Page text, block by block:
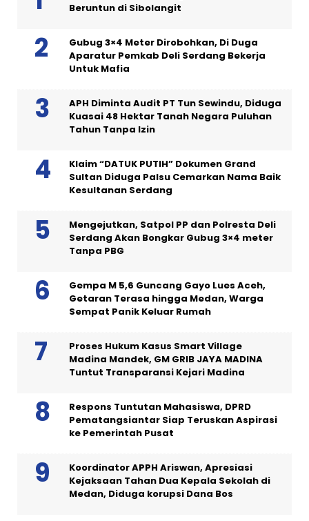
Beruntun di Sibolangit
Gubug 3×4 Meter Dirobohkan, Di Duga
Aparatur Pemkab Deli Serdang Bekerja
Untuk Mafia
APH Diminta Audit PT Tun Sewindu, Diduga
Kuasai 48 Hektar Tanah Negara Puluhan
Tahun Tanpa Izin
Klaim “DATUK PUTIH” Dokumen Grand
Sultan Diduga Palsu Cemarkan Nama Baik
Kesultanan Serdang
Mengejutkan, Satpol PP dan Polresta Deli
Serdang Akan Bongkar Gubug 3×4 meter
Tanpa PBG
Gempa M 5,6 Guncang Gayo Lues Aceh,
Getaran Terasa hingga Medan, Warga
Sempat Panik Keluar Rumah
Proses Hukum Kasus Smart Village
Madina Mandek, GM GRIB JAYA MADINA
Tuntut Transparansi Kejari Madina
Respons Tuntutan Mahasiswa, DPRD
Pematangsiantar Siap Teruskan Aspirasi
ke Pemerintah Pusat
Koordinator APPH Ariswan, Apresiasi
Kejaksaan Tahan Dua Kepala Sekolah di
Medan, Diduga korupsi Dana Bos